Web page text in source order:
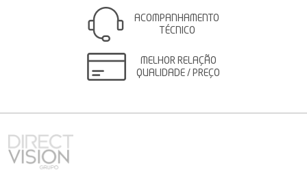
ACOMPANHAMENTO
TÉCNICO
MELHOR RELAÇÃO
QUALIDADE / PREÇO